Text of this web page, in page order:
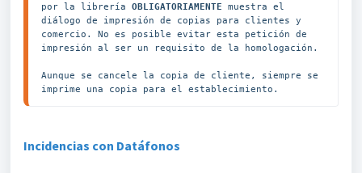
por la librería OBLIGATORIAMENTE muestra el
diálogo de impresión de copias para clientes y
comercio. No es posible evitar esta petición de
impresión al ser un requisito de la homologación.
Aunque se cancele la copia de cliente, siempre se
imprime una copia para el establecimiento.
Incidencias con Datáfonos